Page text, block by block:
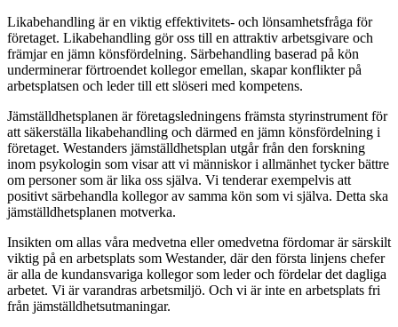
Likabehandling är en viktig effektivitets- och lönsamhetsfråga för
företaget. Likabehandling gör oss till en attraktiv arbetsgivare och
främjar en jämn könsfördelning. Särbehandling baserad på kön
underminerar förtroendet kollegor emellan, skapar konflikter på
arbetsplatsen och leder till ett slöseri med kompetens.
Jämställdhetsplanen är företagsledningens främsta styrinstrument för
att säkerställa likabehandling och därmed en jämn könsfördelning i
företaget. Westanders jämställdhetsplan utgår från den forskning
inom psykologin som visar att vi människor i allmänhet tycker bättre
om personer som är lika oss själva. Vi tenderar exempelvis att
positivt särbehandla kollegor av samma kön som vi själva. Detta ska
jämställdhetsplanen motverka.
Insikten om allas våra medvetna eller omedvetna fördomar är särskilt
viktig på en arbetsplats som Westander, där den första linjens chefer
är alla de kundansvariga kollegor som leder och fördelar det dagliga
arbetet. Vi är varandras arbetsmiljö. Och vi är inte en arbetsplats fri
från jämställdhetsutmaningar.